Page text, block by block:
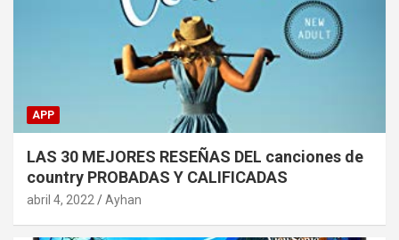
APP
LAS 30 MEJORES RESEÑAS DEL canciones de
country PROBADAS Y CALIFICADAS
abril 4, 2022 Ayhan